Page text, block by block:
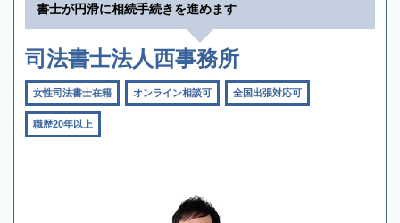
書士が円滑に相続手続きを進めます
司法書士法人西事務所
女性司法書士在籍 オンライン相談可 全国出張対応可
職歴20年以上